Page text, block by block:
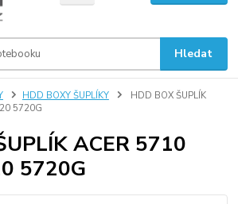
Hledat
HDD BOXY ŠUPLÍKY
HDD BOX ŠUPLÍK
5720G
ACER 5710
5720G